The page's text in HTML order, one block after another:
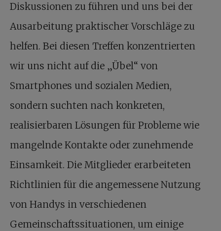
Diskussionen zu führen und uns bei der
Ausarbeitung praktischer Vorschläge zu
helfen. Bei diesen Treffen konzentrierten
wir uns nicht auf die „Übel“ von
Smartphones und sozialen Medien,
sondern suchten nach konkreten,
realisierbaren Lösungen für Probleme wie
mangelnde Kontakte oder zunehmende
Einsamkeit. Die Mitglieder erarbeiteten
Richtlinien für die angemessene Nutzung
von Handys in verschiedenen
Gemeinschaftssituationen, um einige